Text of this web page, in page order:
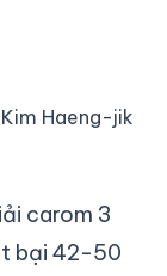
Haeng-jik
carom 3
bại 42-50